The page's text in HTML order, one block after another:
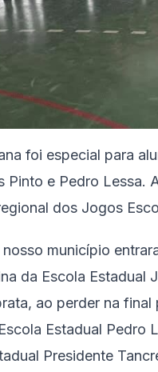
foi especial para
Pinto e Pedro Lessa.
dos Jogos
município
da Escola Estadual
ao perder na
Estadual Pedro
Presidente